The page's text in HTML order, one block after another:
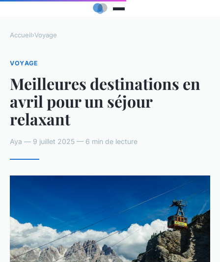
Accueil›Voyage
VOYAGE
Meilleures destinations en
avril pour un séjour
relaxant
Aya — 9 juillet 2025 — 6 min de lecture